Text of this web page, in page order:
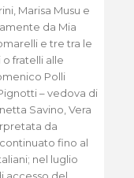
Marisa Musu e
da Mia
e tre tra le
fratelli alle
Polli
– vedova di
Savino, Vera
da
fino al
nel luglio